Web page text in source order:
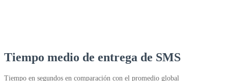
Tiempo medio de entrega de SMS
Tiempo en segundos en comparación con el promedio global